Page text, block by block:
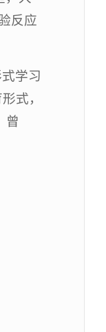
反应
学习
式，
曾